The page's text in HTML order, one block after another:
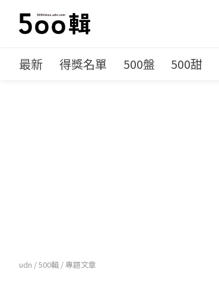
最新 得獎名單 500盤 500甜
udn /500輯 /專題文章